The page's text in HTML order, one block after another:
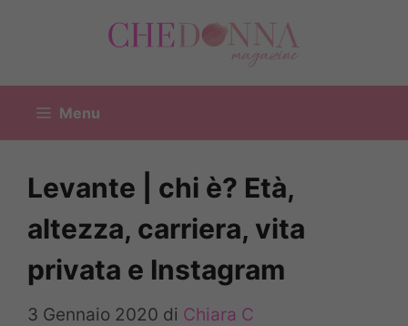
Menu
Levante | chi è? Età,
altezza, carriera, vita
privata e Instagram
3 Gennaio 2020 di Chiara C